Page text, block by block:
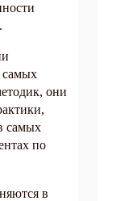
самых
они
самых
по
в